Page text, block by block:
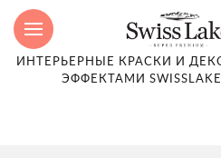
ИНТЕРЬЕРНЫЕ КРАСКИ И
ЭФФЕКТАМИ